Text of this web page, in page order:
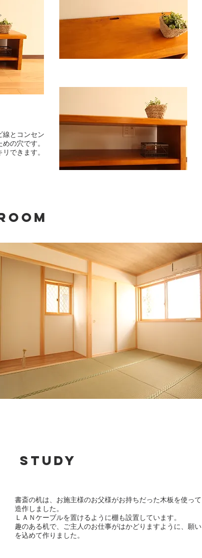
線とコンセン
の穴です。
できます。
study
書斎の机は、お施主様のお父様がお持ちだった木板を使って
造作しました。
​ＬＡＮケーブルを置けるように棚も設置しています。
趣のある机で​、ご主人のお仕事がはかどりますように、願い
を込めて作りました。